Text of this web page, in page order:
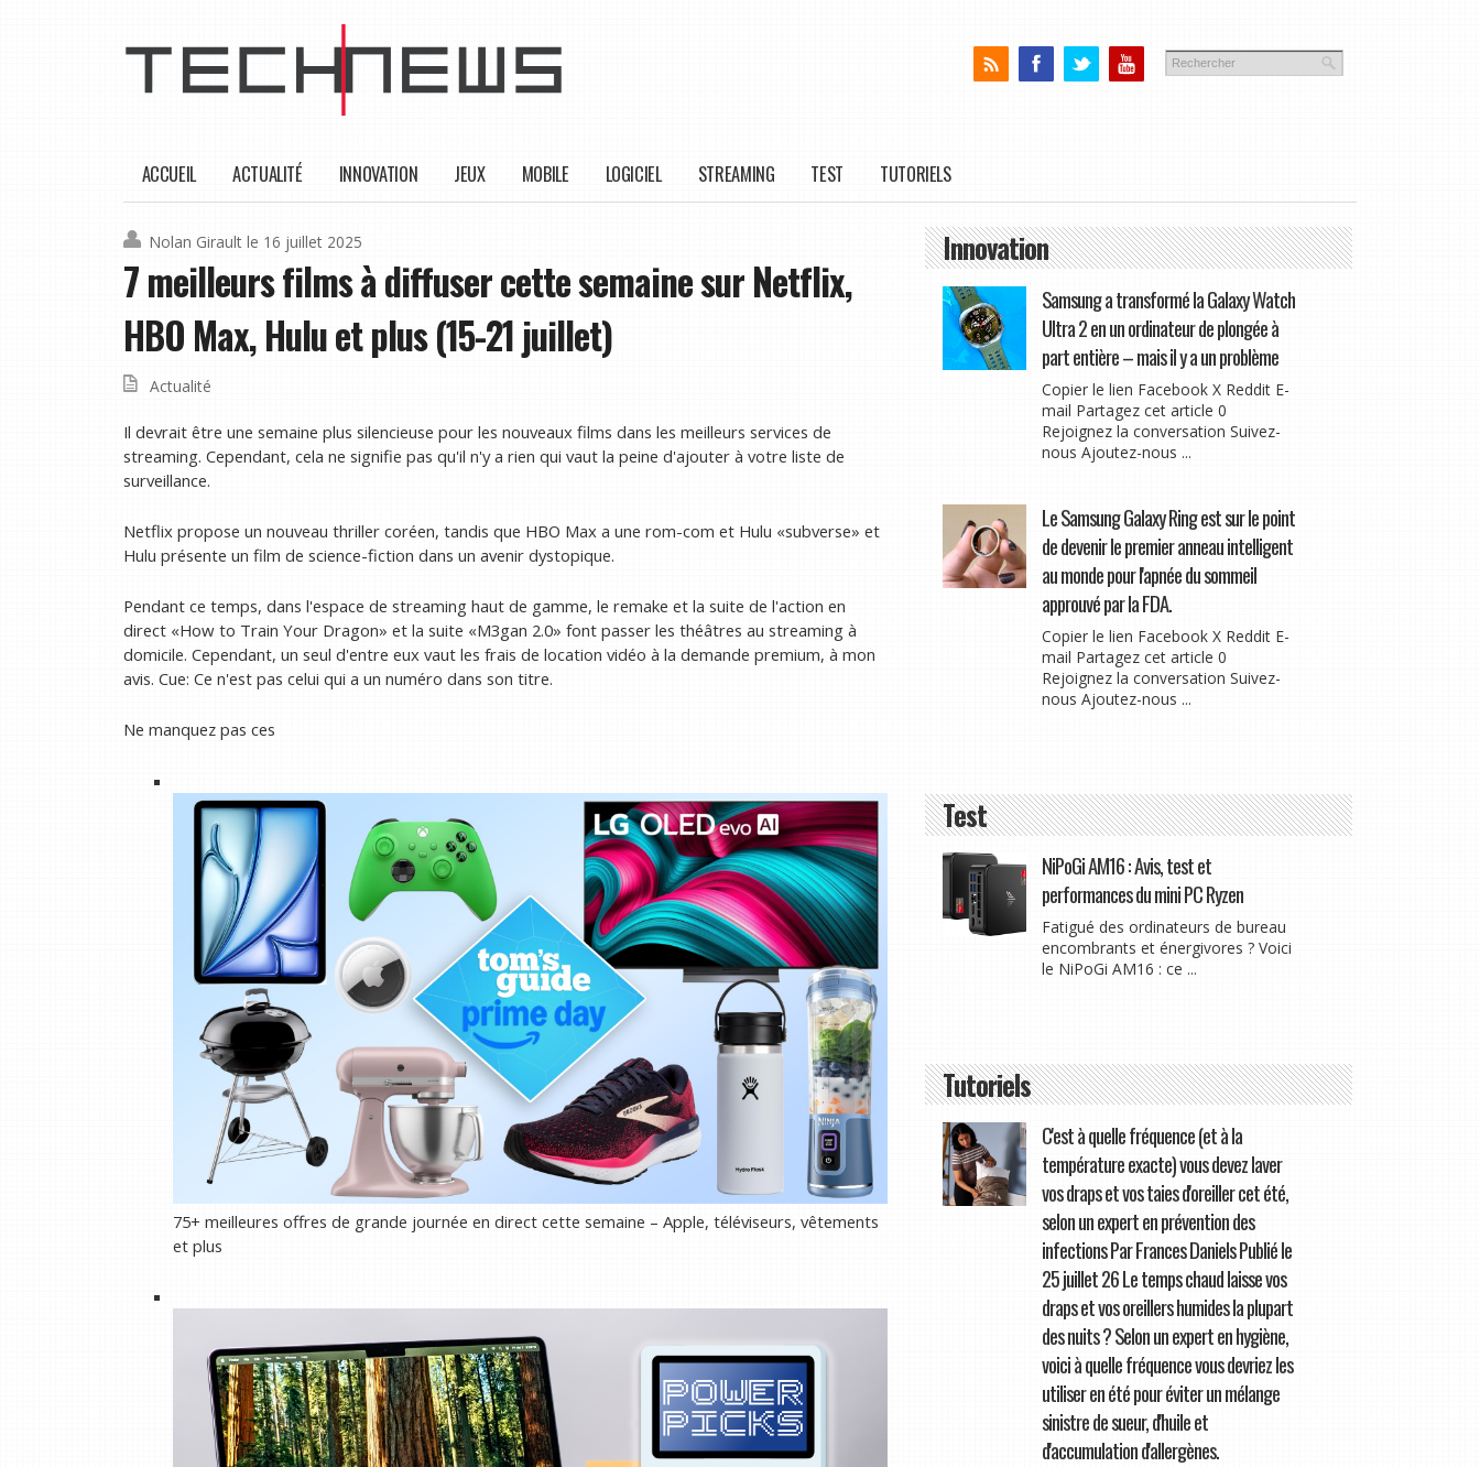
ACCUEIL ACTUALITÉ INNOVATION JEUX MOBILE LOGICIEL STREAMING TEST TUTORIELS
Nolan Girault le 16 juillet 2025
7 meilleurs films à diffuser cette semaine sur Netflix,
HBO Max, Hulu et plus (15-21 juillet)
Actualité
Il devrait être une semaine plus silencieuse pour les nouveaux films dans les meilleurs services de
streaming. Cependant, cela ne signifie pas qu'il n'y a rien qui vaut la peine d'ajouter à votre liste de
surveillance.
Netflix propose un nouveau thriller coréen, tandis que HBO Max a une rom-com et Hulu «subverse» et
Hulu présente un film de science-fiction dans un avenir dystopique.
Pendant ce temps, dans l'espace de streaming haut de gamme, le remake et la suite de l'action en
direct «How to Train Your Dragon» et la suite «M3gan 2.0» font passer les théâtres au streaming à
domicile. Cependant, un seul d'entre eux vaut les frais de location vidéo à la demande premium, à mon
avis. Cue: Ce n'est pas celui qui a un numéro dans son titre.
Ne manquez pas ces
75+ meilleures offres de grande journée en direct cette semaine – Apple, téléviseurs, vêtements
et plus
Innovation
Samsung a transformé la Galaxy Watch
Ultra 2 en un ordinateur de plongée à
part entière – mais il y a un problème
Copier le lien Facebook X Reddit E-
mail Partagez cet article 0
Rejoignez la conversation Suivez-
nous Ajoutez-nous ...
Le Samsung Galaxy Ring est sur le point
de devenir le premier anneau intelligent
au monde pour l'apnée du sommeil
approuvé par la FDA.
Copier le lien Facebook X Reddit E-
mail Partagez cet article 0
Rejoignez la conversation Suivez-
nous Ajoutez-nous ...
Test
NiPoGi AM16 : Avis, test et
performances du mini PC Ryzen
Fatigué des ordinateurs de bureau
encombrants et énergivores ? Voici
le NiPoGi AM16 : ce ...
Tutoriels
C'est à quelle fréquence (et à la
température exacte) vous devez laver
vos draps et vos taies d'oreiller cet été,
selon un expert en prévention des
infections Par Frances Daniels Publié le
25 juillet 26 Le temps chaud laisse vos
draps et vos oreillers humides la plupart
des nuits ? Selon un expert en hygiène,
voici à quelle fréquence vous devriez les
utiliser en été pour éviter un mélange
sinistre de sueur, d'huile et
d'accumulation d'allergènes.